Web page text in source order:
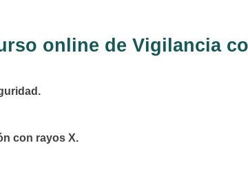
online de Vigilancia
con rayos X.